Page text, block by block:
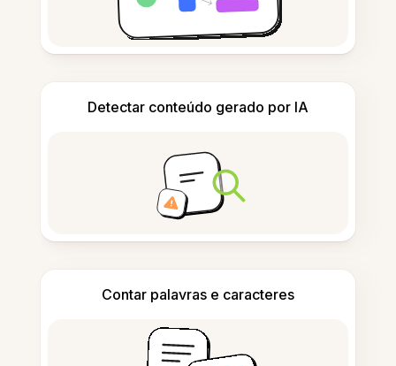
Detectar conteúdo gerado por IA
Contar palavras e caracteres